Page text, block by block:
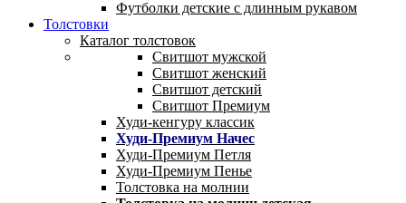
Футболки детские с длинным рукавом
Толстовки
Каталог толстовок
Свитшот мужской
Свитшот женский
Свитшот детский
Свитшот Премиум
Худи-кенгуру классик
Худи-Премиум Начес
Худи-Премиум Петля
Худи-Премиум Пенье
Толстовка на молнии